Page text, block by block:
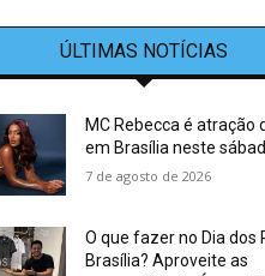
ÚLTIMAS NOTÍCIAS
MC Rebecca é atração
em Brasília neste
7 de agosto de 2026
O que fazer no Dia dos
Brasília? Aproveite as